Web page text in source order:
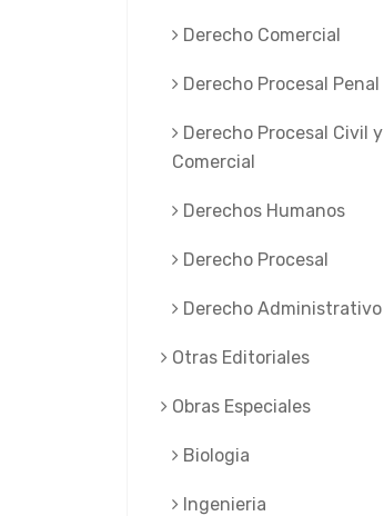
Derecho Comercial
Derecho Procesal Penal
Derecho Procesal Civil y
Comercial
Derechos Humanos
Derecho Procesal
Derecho Administrativo
Otras Editoriales
Obras Especiales
Biologia
Ingenieria